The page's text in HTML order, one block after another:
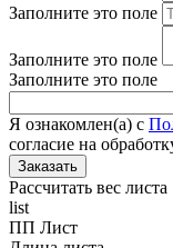
Заполните это поле
Заполните это поле
Заполните это поле
Я ознакомлен(а) с
согласие на
Рассчитать вес листа
list
ПП Лист